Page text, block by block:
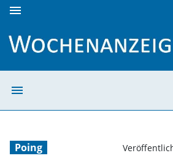
menu
menu
Poing